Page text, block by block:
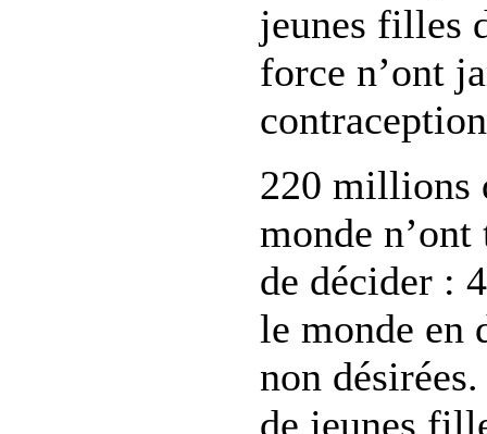
jeunes filles
force n’ont
220 millions
monde
de décider :
le monde en
non
de jeunes